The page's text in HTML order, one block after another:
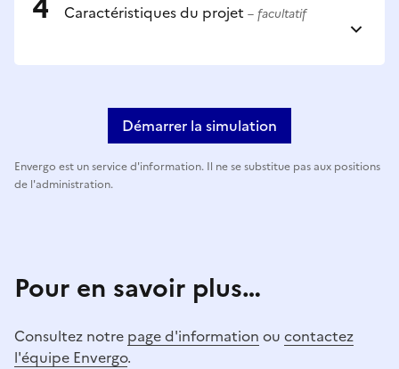
Caractéristiques du projet – facultatif
Démarrer la simulation
Envergo est un service d'information. Il ne se substitue pas aux positions
de l'administration.
Pour en savoir plus…
Consultez notre page d'information ou contactez
l'équipe Envergo.